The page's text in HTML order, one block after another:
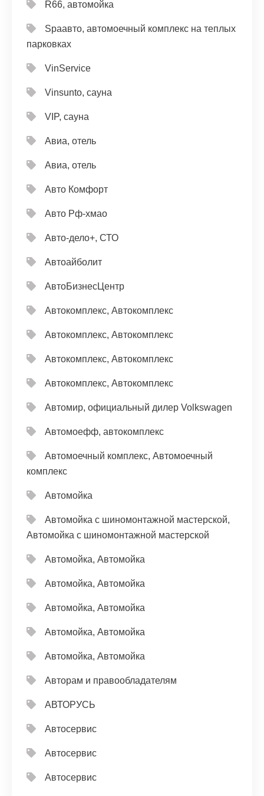
R66, автомойка
Spaавто, автомоечный комплекс на теплых
парковках
VinService
Vinsunto, сауна
VIP, сауна
Авиа, отель
Авиа, отель
Авто Комфорт
Авто Рф-хмао
Авто-дело+, СТО
Автоайболит
АвтоБизнесЦентр
Автокомплекс, Автокомплекс
Автокомплекс, Автокомплекс
Автокомплекс, Автокомплекс
Автокомплекс, Автокомплекс
Автомир, официальный дилер Volkswagen
Автомоефф, автокомплекс
Автомоечный комплекс, Автомоечный
комплекс
Автомойка
Автомойка с шиномонтажной мастерской,
Автомойка с шиномонтажной мастерской
Автомойка, Автомойка
Автомойка, Автомойка
Автомойка, Автомойка
Автомойка, Автомойка
Автомойка, Автомойка
Авторам и правообладателям
АВТОРУСЬ
Автосервис
Автосервис
Автосервис